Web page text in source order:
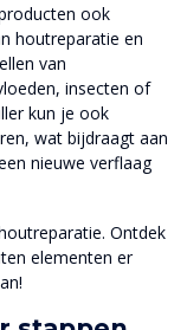
ook
houtreparatie en
van
insecten of
kun je ook
wat bijdraagt aan
nieuwe verflaag
Ontdek
elementen er